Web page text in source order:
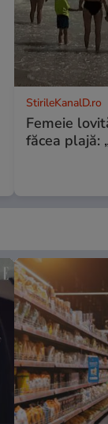
StirileKanalD.ro
Femeie
făcea plajă: